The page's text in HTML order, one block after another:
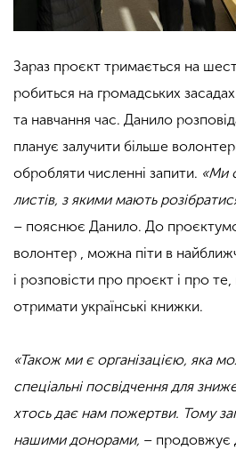
Зараз проєкт тримається на
робиться на громадських
та навчання час. Данило
планує залучити більше
обробляти численні запити. «Ми
листів, з якими мають
– пояснює Данило. До
волонтер , можна піти в
і розповісти про проєкт і про
отримати українські книжки.
«Також ми є організацією, яка
спеціальні посвідчення для
хтось дає нам пожертви. Тому
нашими донорами, – продовжує